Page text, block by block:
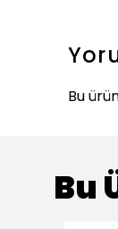
Bu
Bu